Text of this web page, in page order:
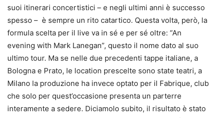
suoi itinerari concertistici – e negli ultimi anni è successo
spesso – è sempre un rito catartico. Questa volta, però, la
formula scelta per il live va in sé e per sé oltre: “An
evening with Mark Lanegan”, questo il nome dato al suo
ultimo tour. Ma se nelle due precedenti tappe italiane, a
Bologna e Prato, le location prescelte sono state teatri, a
Milano la produzione ha invece optato per il Fabrique, club
che solo per quest’occasione presenta un parterre
interamente a sedere. Diciamolo subito, il risultato è stato